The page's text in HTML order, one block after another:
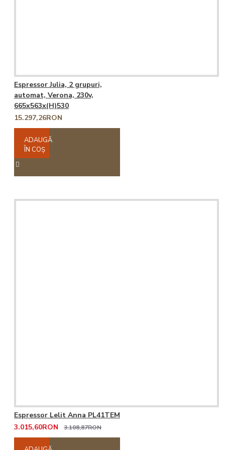
Espressor Julia, 2 grupuri,
automat, Verona, 230v,
665x563x(H)530
15.297,26RON
ADAUGĂ
ÎN COŞ
Espressor Lelit Anna PL41TEM
3.015,60RON
3.108,87RON